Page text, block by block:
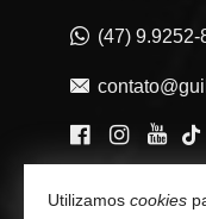
(47)
VEJA MAIS
Utilizamos cookies